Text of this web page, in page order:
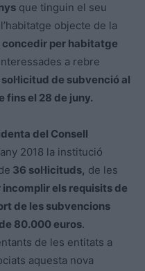
que tinguin el seu
objecte de la
concedir per habitatge
a rebre
de subvenció al
fins el 28 de juny.
del Consell
2018 la institució
36 sol·licituds, de les
els requisits de
de les subvencions
80.000 euros.
de les entitats a
aquesta nova